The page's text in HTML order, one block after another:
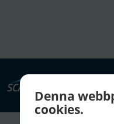
Denna
cookies.